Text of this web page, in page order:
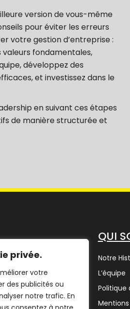
privée.
votre
des publicités ou
notre trafic. En
version de vous-même
pour éviter les erreurs
votre gestion d’entreprise :
valeurs fondamentales,
développez des
et investissez dans le
en suivant ces étapes
de manière structurée et
l’Entrepreneur
QUI
Notre
L’équipe
Politique